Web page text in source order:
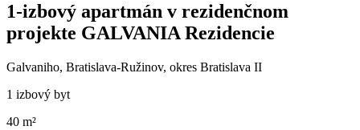
1-izbový apartmán v rezidenčnom
projekte GALVANIA Rezidencie
Galvaniho, Bratislava-Ružinov, okres Bratislava II
1 izbový byt
40 m²